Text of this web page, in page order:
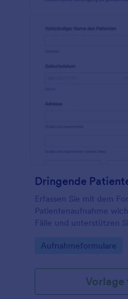
Erfassen Sie mit dem
Patientenaufnahme
Fälle und unterstützen
Weitergabe an das
Go to Category:
Aufnahmeformulare
Vorlage